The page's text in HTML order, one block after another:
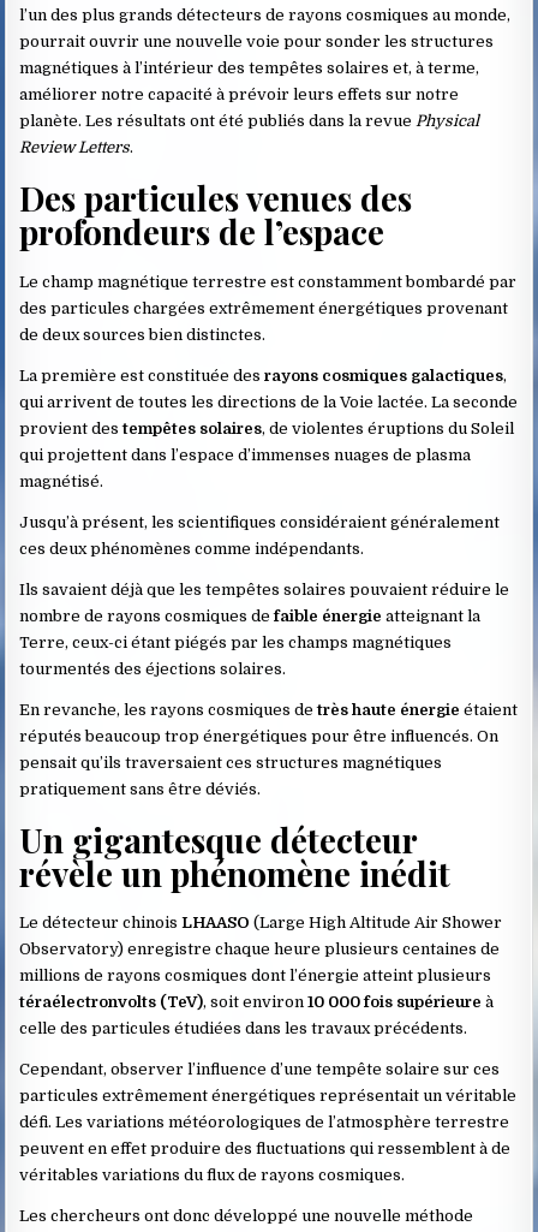
l’un des plus grands détecteurs de rayons cosmiques au monde,
pourrait ouvrir une nouvelle voie pour sonder les structures
magnétiques à l’intérieur des tempêtes solaires et, à terme,
améliorer notre capacité à prévoir leurs effets sur notre
planète. Les résultats ont été publiés dans la revuePhysical
Review Letters.
Des particules venues des
profondeurs de l’espace
Le champ magnétique terrestre est constamment bombardé par
des particules chargées extrêmement énergétiques provenant
de deux sources bien distinctes.
La première est constituée desrayons cosmiques galactiques,
qui arrivent de toutes les directions de la Voie lactée. La seconde
provient destempêtes solaires, de violentes éruptions du Soleil
qui projettent dans l’espace d’immenses nuages de plasma
magnétisé.
Jusqu’à présent, les scientifiques considéraient généralement
ces deux phénomènes comme indépendants.
Ils savaient déjà que les tempêtes solaires pouvaient réduire le
nombre de rayons cosmiques defaible énergie atteignant la
Terre, ceux-ci étant piégés par les champs magnétiques
tourmentés des éjections solaires.
En revanche, les rayons cosmiques detrès haute énergie étaient
réputés beaucoup trop énergétiques pour être influencés. On
pensait qu’ils traversaient ces structures magnétiques
pratiquement sans être déviés.
Un gigantesque détecteur
révèle un phénomène inédit
Le détecteur chinoisLHAASO (Large High Altitude Air Shower
Observatory) enregistre chaque heure plusieurs centaines de
millions de rayons cosmiques dont l’énergie atteint plusieurs
téraélectronvolts (TeV), soit environ10 000 fois supérieure à
celle des particules étudiées dans les travaux précédents.
Cependant, observer l’influence d’une tempête solaire sur ces
particules extrêmement énergétiques représentait un véritable
défi. Les variations météorologiques de l’atmosphère terrestre
peuvent en effet produire des fluctuations qui ressemblent à de
véritables variations du flux de rayons cosmiques.
Les chercheurs ont donc développé une nouvelle méthode